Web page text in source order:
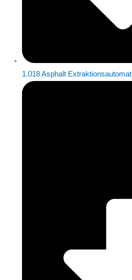
1.018 Asphalt Extraktionsautomat